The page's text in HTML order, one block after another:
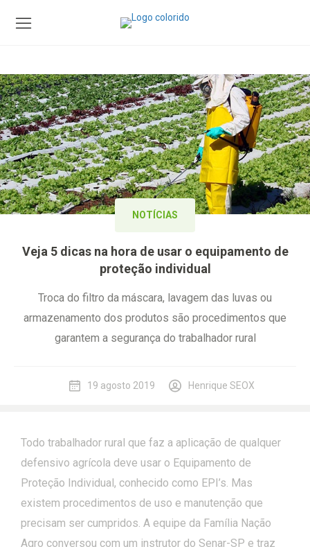
NOTÍCIAS
Veja 5 dicas na hora de usar o equipamento de
proteção individual
Troca do filtro da máscara, lavagem das luvas ou
armazenamento dos produtos são procedimentos que
garantem a segurança do trabalhador rural
19 agosto 2019 Henrique SEOX
Todo trabalhador rural que faz a aplicação de qualquer
defensivo agrícola deve usar o Equipamento de
Proteção Individual, conhecido como EPI’s. Mas
existem procedimentos de uso e manutenção que
precisam ser cumpridos. A equipe da Família Nação
Agro conversou com um instrutor do Senar-SP e traz